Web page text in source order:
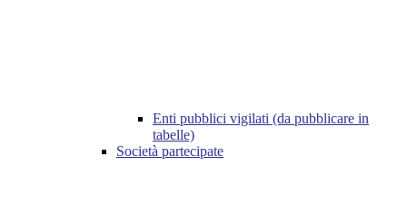
Enti pubblici vigilati (da pubblicare in
tabelle)
Società partecipate